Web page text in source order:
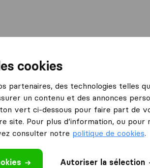
cookies
partenaires, des technologies telles
un contenu et des annonces
vert ci-dessous pour faire part de
site. Pour plus d’information, ou pour
consulter notre politique de cookies.
Autoriser la sélection